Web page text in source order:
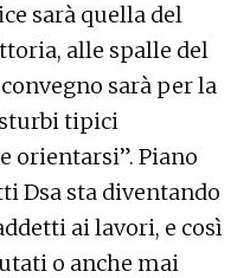
sarà quella del
alle spalle del
sarà per la
tipici
orientarsi”. Piano
Dsa sta diventando
ai lavori, e così
o anche mai